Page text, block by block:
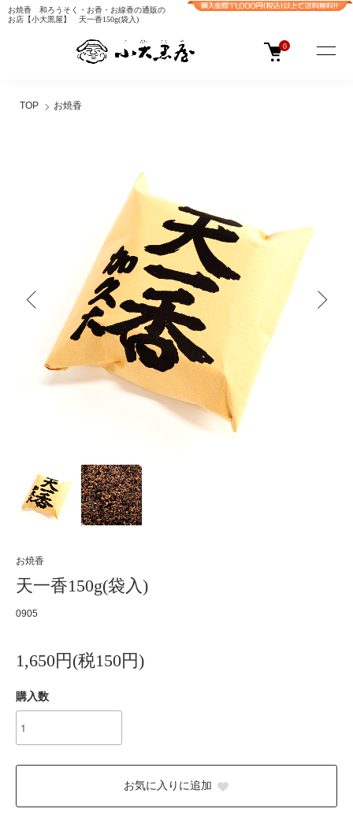
お焼香 和ろうそく・お香・お線香の通販の
お店【小大黒屋】 天一香150g(袋入)
0
TOP お焼香
お焼香
天一香150g(袋入)
0905
1,650円(税150円)
購入数
お気に入りに追加